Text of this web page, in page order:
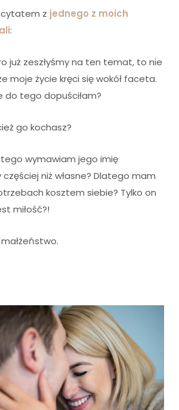
cytatem z jednego z moich
:
już zeszłyśmy na ten temat, to nie
moje życie kręci się wokół faceta.
do tego dopuściłam?
go kochasz?
wymawiam jego imię
niż własne? Dlatego mam
kosztem siebie? Tylko on
miłość?!